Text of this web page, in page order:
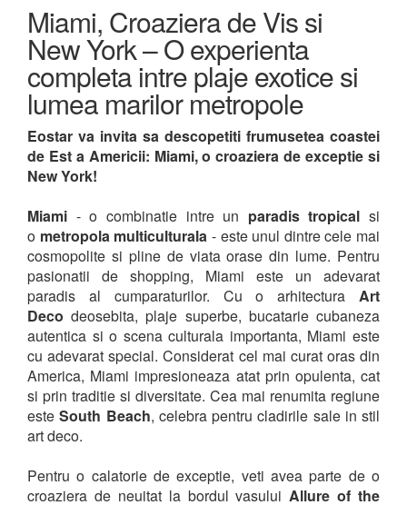
Miami, Croaziera de Vis si
New York – O experienta
completa intre plaje exotice si
lumea marilor metropole
Eostar va invita sa descopetiti frumusetea coastei
de Est a Americii: Miami, o croaziera de exceptie si
New York!
Miami - o combinatie intre un paradis tropical si
o metropola multiculturala - este unul dintre cele mai
cosmopolite si pline de viata orase din lume. Pentru
pasionatii de shopping, Miami este un adevarat
paradis al cumparaturilor. Cu o arhitectura Art
Deco deosebita, plaje superbe, bucatarie cubaneza
autentica si o scena culturala importanta, Miami este
cu adevarat special. Considerat cel mai curat oras din
America, Miami impresioneaza atat prin opulenta, cat
si prin traditie si diversitate. Cea mai renumita regiune
esteSouth Beach, celebra pentru cladirile sale in stil
art deco.
Pentru o calatorie de exceptie, veti avea parte de o
croaziera de neuitat la bordul vasuluiAllure of the